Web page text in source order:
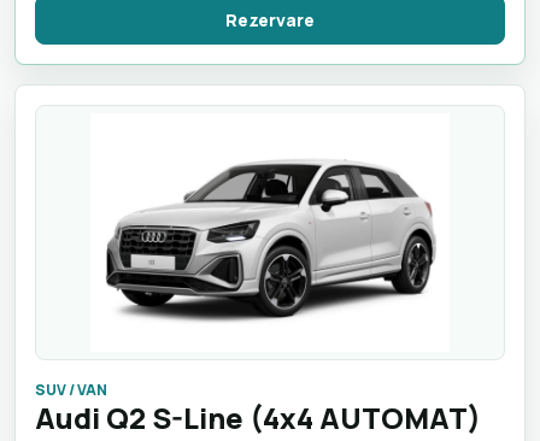
Rezervare
SUV / VAN
Audi Q2 S-Line (4x4 AUTOMAT)